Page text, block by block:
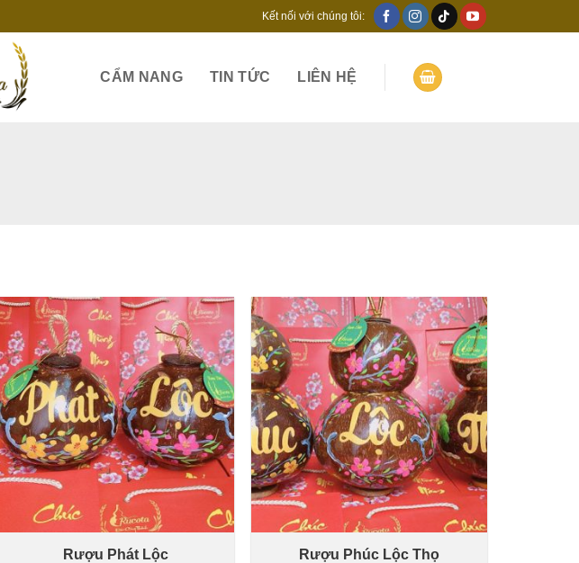
Kết nối với chúng tôi:
CẨM NANG TIN TỨC LIÊN HỆ
Rượu Phát Lộc Rượu Phúc Lộc Thọ